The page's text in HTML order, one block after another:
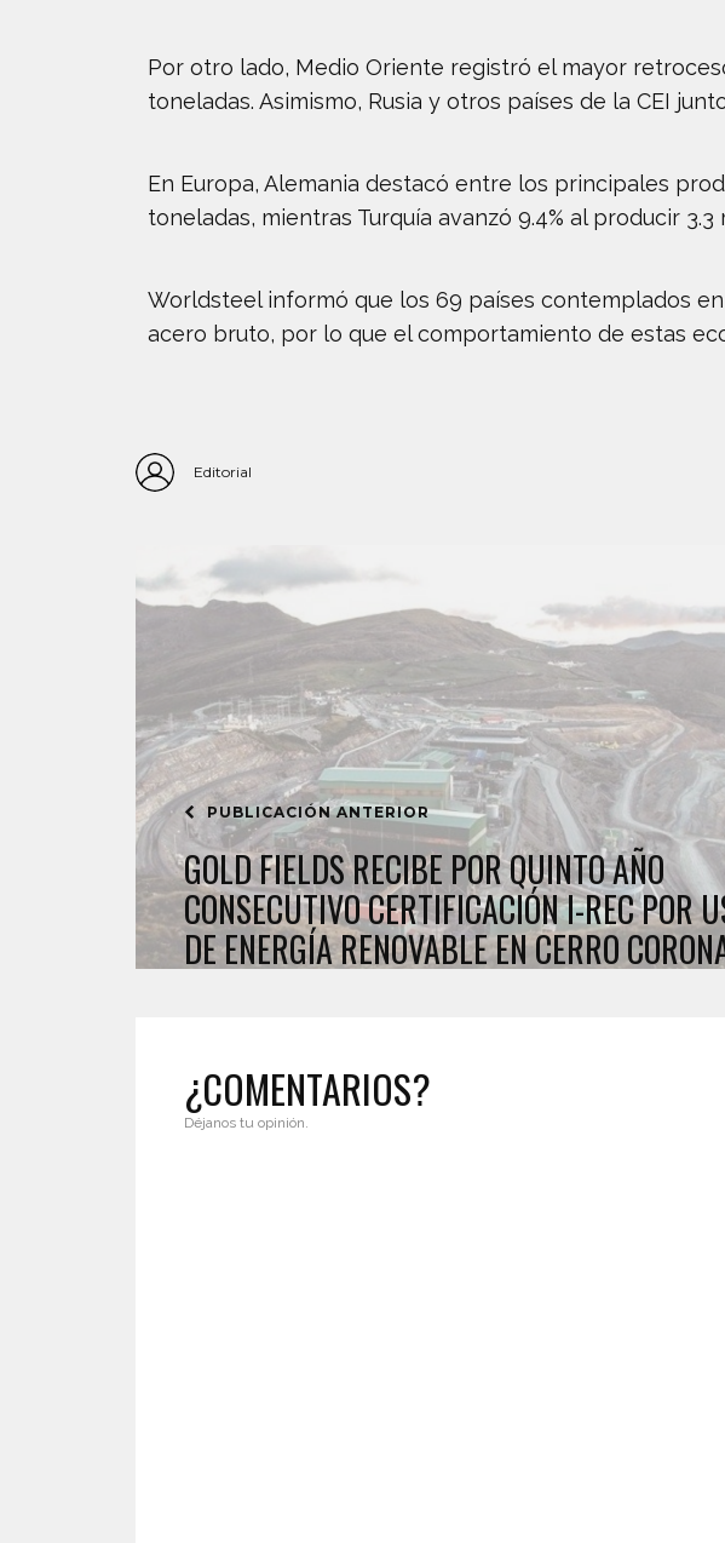
Por otro lado, Medio Oriente registró el mayor
toneladas. Asimismo, Rusia y otros países de la CEI
En Europa, Alemania destacó entre los principales
toneladas, mientras Turquía avanzó 9.4% al producir
Worldsteel informó que los 69 países contemplados
acero bruto, por lo que el comportamiento de estas
Editorial
PUBLICACIÓN ANTERIOR
GOLD FIELDS RECIBE POR QUINTO AÑO
CONSECUTIVO CERTIFICACIÓN I-REC POR
DE ENERGÍA RENOVABLE EN CERRO
¿COMENTARIOS?
Déjanos tu opinión.